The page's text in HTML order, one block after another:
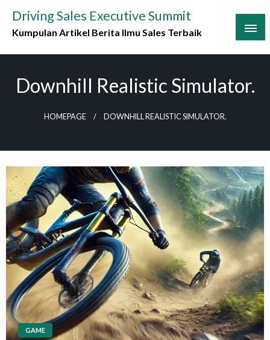
content
Driving Sales Executive Summit
Kumpulan Artikel Berita Ilmu Sales Terbaik
Downhill Realistic Simulator.
HOMEPAGE DOWNHILL REALISTIC SIMULATOR.
GAME